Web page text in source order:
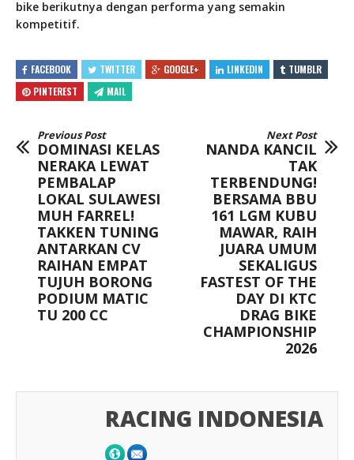
bike berikutnya dengan performa yang semakin
kompetitif.
FACEBOOK TWITTER GOOGLE+ LINKEDIN
TUMBLR
PINTEREST
MAIL
Previous Post
DOMINASI KELAS
NERAKA LEWAT
PEMBALAP
LOKAL SULAWESI
MUH FARREL!
TAKKEN TUNING
ANTARKAN CV
RAIHAN EMPAT
TUJUH BORONG
PODIUM MATIC
TU 200 CC
Next Post
NANDA KANCIL
TAK
TERBENDUNG!
BERSAMA BBU
161 LGM KUBU
MAWAR, RAIH
JUARA UMUM
SEKALIGUS
FASTEST OF THE
DAY DI KTC
DRAG BIKE
CHAMPIONSHIP
2026
RACING INDONESIA